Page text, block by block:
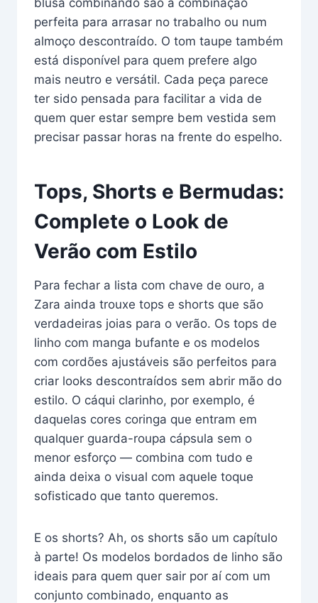
perfeita para arrasar no trabalho ou num
almoço descontraído. O tom taupe também
está disponível para quem prefere algo
mais neutro e versátil. Cada peça parece
ter sido pensada para facilitar a vida de
quem quer estar sempre bem vestida sem
precisar passar horas na frente do espelho.
Tops, Shorts e Bermudas:
Complete o Look de
Verão com Estilo
Para fechar a lista com chave de ouro, a
Zara ainda trouxe tops e shorts que são
verdadeiras joias para o verão. Os tops de
linho com manga bufante e os modelos
com cordões ajustáveis são perfeitos para
criar looks descontraídos sem abrir mão do
estilo. O cáqui clarinho, por exemplo, é
daquelas cores coringa que entram em
qualquer guarda-roupa cápsula sem o
menor esforço — combina com tudo e
ainda deixa o visual com aquele toque
sofisticado que tanto queremos.
E os shorts? Ah, os shorts são um capítulo
à parte! Os modelos bordados de linho são
ideais para quem quer sair por aí com um
conjunto combinado, enquanto as